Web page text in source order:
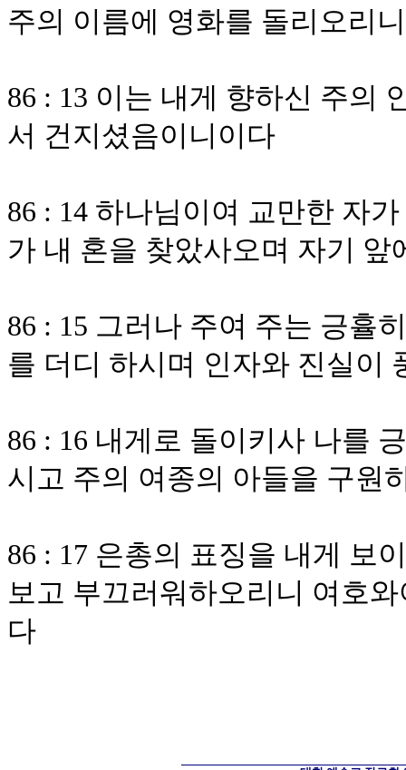
주의 이름에 영화를 돌리오리니
86 : 13 이는 내게 향하신 주의
서 건지셨음이니이다
86 : 14 하나님이여 교만한 자
가 내 혼을 찾았사오며 자기
86 : 15 그러나 주여 주는 긍휼
를 더디 하시며 인자와 진실이
86 : 16 내게로 돌이키사 나를
시고 주의 여종의 아들을 구원
86 : 17 은총의 표징을 내게 보
보고 부끄러워하오리니 여호
다